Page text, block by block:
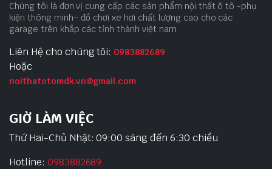
Chúng tôi là đơn vị cung cấp các sản phẩm nội thất ô tô -phụ
kiện thông minh– đồ chơi xe hơi chất lượng cao cho các
garage trên khắp các tỉnh thành việt nam
Liên Hệ cho chúng tôi: 0983882689
Hoặc
noithatotomdk.vn@gmail.com
GIỜ LÀM VIỆC
Thứ Hai-Chủ Nhật: 09:00 sáng đến 6:30 chiều
Hotline: 0983882689